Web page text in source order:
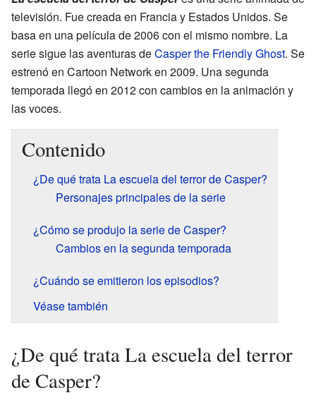
televisión. Fue creada en Francia y Estados Unidos. Se
basa en una película de 2006 con el mismo nombre. La
serie sigue las aventuras deCasper the Friendly Ghost. Se
estrenó en Cartoon Network en 2009. Una segunda
temporada llegó en 2012 con cambios en la animación y
las voces.
Contenido
¿De qué trata La escuela del terror de Casper?
Personajes principales de la serie
¿Cómo se produjo la serie de Casper?
Cambios en la segunda temporada
¿Cuándo se emitieron los episodios?
Véase también
¿De qué trata La escuela del terror
de Casper?